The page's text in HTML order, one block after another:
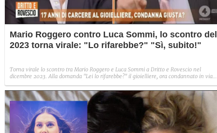
Mario Roggero contro Luca Sommi, lo scontro del
2023 torna virale: "Lo rifarebbe?" "Sì, subito!"
Torna virale lo scontro tra Mario Roggero e Luca Sommi a Dritto e Rovescio nel
dicembre 2023. Alla domanda "Lei lo rifarebbe?" il gioielliere, ora condannato in via